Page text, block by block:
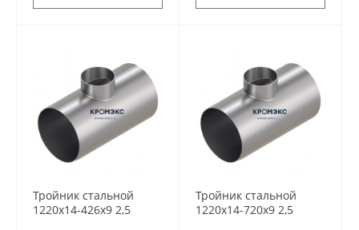
Тройник стальной
1220x14-426х9 2,5
Тройник стальной
1220x14-720х9 2,5